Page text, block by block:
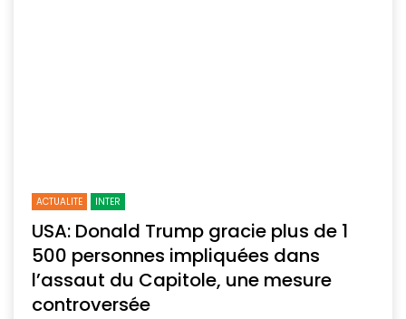
ACTUALITE INTER
USA: Donald Trump gracie plus de 1
500 personnes impliquées dans
l’assaut du Capitole, une mesure
controversée